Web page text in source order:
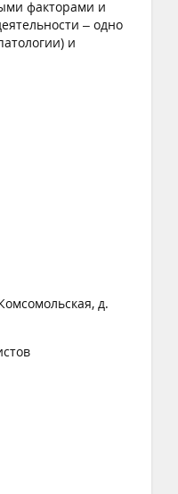
факторами и
– одно
и
д.